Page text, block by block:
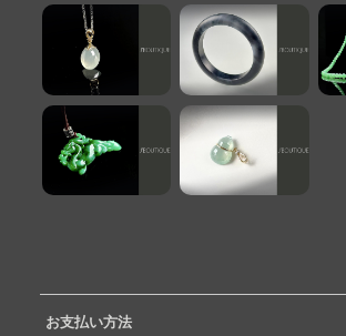
お支払い方法